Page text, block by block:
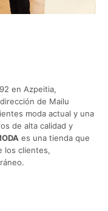
en Azpeitia,
de Mailu
moda actual y una
de alta calidad y
es una tienda que
los clientes,